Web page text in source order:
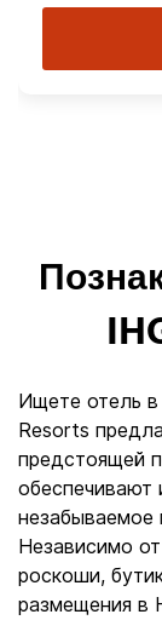
Ищете отель в
Resorts
предстоящей
обеспечивают
незабываемое
Независимо
роскоши,
размещения в